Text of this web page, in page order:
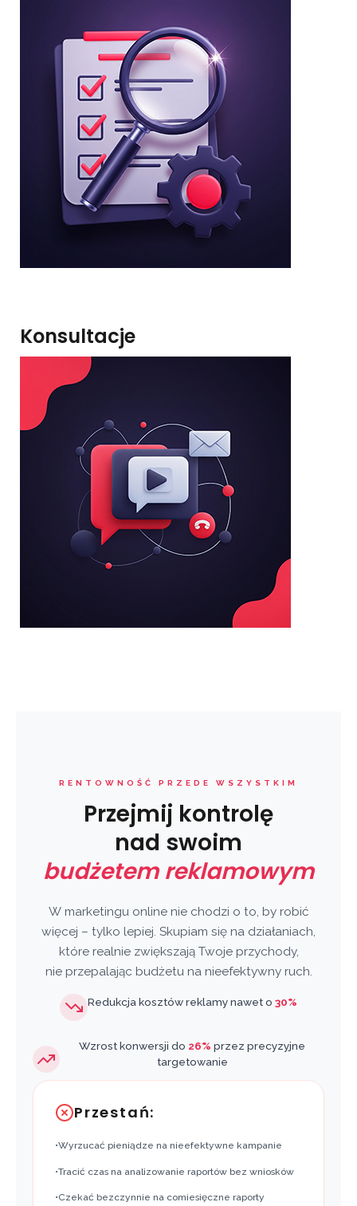
Konsultacje
RENTOWNOŚĆ PRZEDE WSZYSTKIM
Przejmij kontrolę
nad swoim
budżetem reklamowym
W marketingu online nie chodzi o to, by robić
więcej – tylko lepiej. Skupiam się na działaniach,
które realnie zwiększają Twoje przychody,
nie przepalając budżetu na nieefektywny ruch.
Redukcja kosztów reklamy nawet o 30%
Wzrost konwersji do 26% przez precyzyjne
targetowanie
Przestań:
•Wyrzucać pieniądze na nieefektywne kampanie
•Tracić czas na analizowanie raportów bez wniosków
•Czekać bezczynnie na comiesięczne raporty